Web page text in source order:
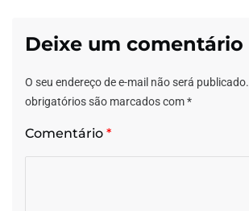
Deixe um comentário
O seu endereço de e-mail não será publicado.
obrigatórios são marcados com*
Comentário *